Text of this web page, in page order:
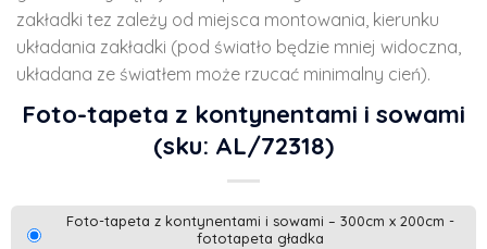
zakładki tez zależy od miejsca montowania, kierunku
układania zakładki (pod światło będzie mniej widoczna,
układana ze światłem może rzucać minimalny cień).
Foto-tapeta z kontynentami i sowami
(sku: AL/72318)
Foto-tapeta z kontynentami i sowami – 300cm x 200cm -
fototapeta gładka